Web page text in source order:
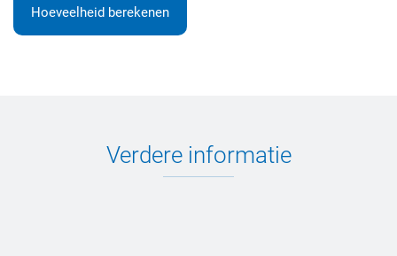
Hoeveelheid berekenen
Verdere informatie